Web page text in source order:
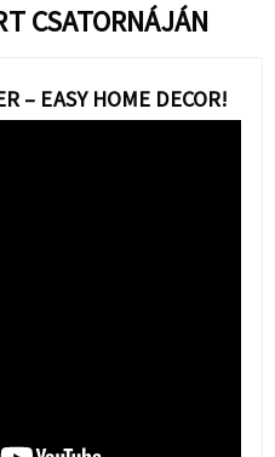
CSATORNÁJÁN
– EASY HOME DECOR!